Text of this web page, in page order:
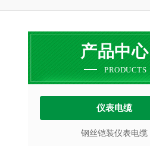
产品中心
PRODUCTS
仪表电缆
钢丝铠装仪表电缆